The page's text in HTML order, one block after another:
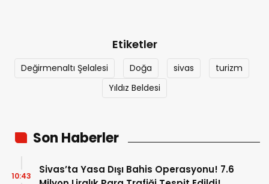
Etiketler
Değirmenaltı Şelalesi Doğa sivas
turizm
Yıldız Beldesi
Son Haberler
Sivas’ta Yasa Dışı Bahis Operasyonu! 7.6
10:43